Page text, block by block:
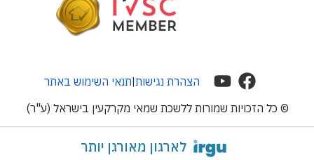
© כל הזכויות שמורות ללשכת שמאי מקרקעין בישראל (ע"ר)
הצהרת נגישות|תנאי השימוש באתר
לארגון מאורגן יותר